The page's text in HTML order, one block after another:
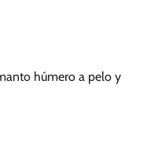
húmero a pelo y